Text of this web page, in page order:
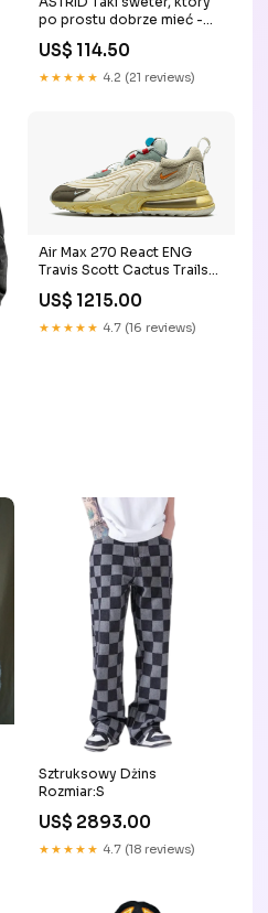
po prostu dobrze mieć -
owczej
US$ 114.50
★★★★★ 4.2 (21 reviews)
Air Max 270 React ENG
Travis Scott Cactus Trails
blue-white
US$ 1215.00
★★★★★ 4.7 (16 reviews)
Sztruksowy Dżins
Rozmiar:S
US$ 2893.00
★★★★★ 4.7 (18 reviews)